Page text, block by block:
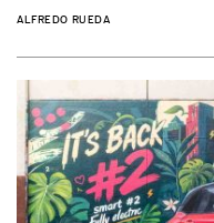
ALFREDO RUEDA